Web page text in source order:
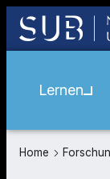
Lernen
Home